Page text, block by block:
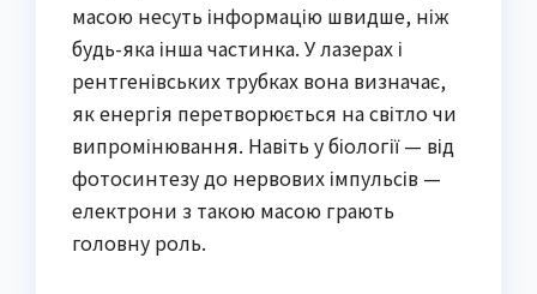
масою несуть інформацію швидше, ніж
будь-яка інша частинка. У лазерах і
рентгенівських трубках вона визначає,
як енергія перетворюється на світло чи
випромінювання. Навіть у біології — від
фотосинтезу до нервових імпульсів —
електрони з такою масою грають
головну роль.